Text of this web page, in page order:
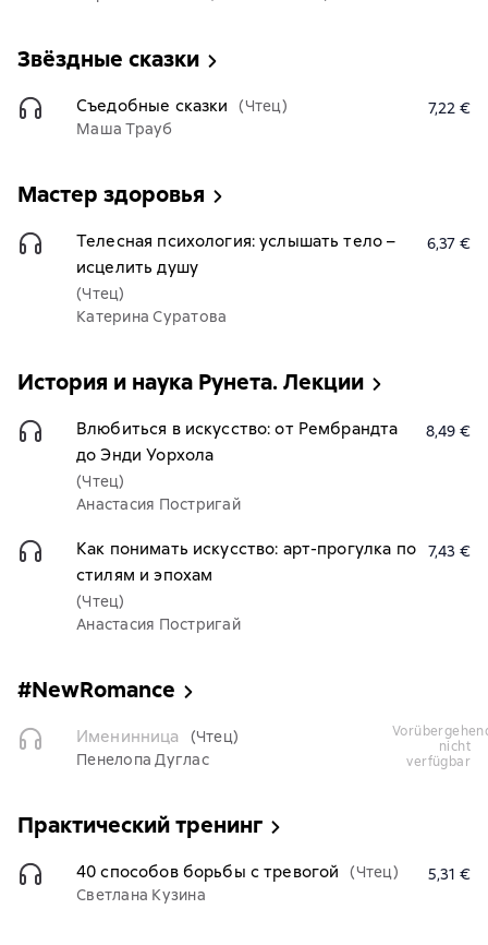
Звёздные сказки
Съедобные сказки
(Чтец)
Маша Трауб
7,22 €
Мастер здоровья
Телесная психология: услышать тело –
исцелить душу
(Чтец)
Катерина Суратова
6,37 €
История и наука Рунета. Лекции
Влюбиться в искусство: от Рембрандта
до Энди Уорхола
(Чтец)
Анастасия Постригай
8,49 €
Как понимать искусство: арт-прогулка по
стилям и эпохам
(Чтец)
Анастасия Постригай
7,43 €
#NewRomance
Именинница
(Чтец)
Пенелопа Дуглас
vorübergehend
nicht
verfügbar
Практический тренинг
40 способов борьбы с тревогой
(Чтец)
Светлана Кузина
5,31 €